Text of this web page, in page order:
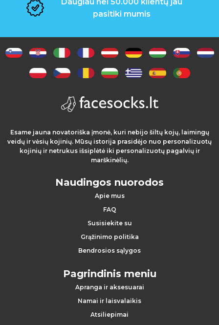
i
A
i
l
pasitiki mumis
Esame jauna novatoriška įmonė, kuri nebijo šiltų kojų, laimingų
veidų ir vėsių kojinių. Mūsų istorija prasidėjo nuo personalizuotų
kojinių ir netrukus išsiplėtė iki personalizuotų pagalvių ir
marškinėlių.
Naudingos nuorodos
Apie mus
FAQ
Susisiekite su
Grąžinimo politika
Bendrosios sąlygos
Pagrindinis meniu
Apranga ir aksesuarai
Namai ir laisvalaikis
Atsiliepimai